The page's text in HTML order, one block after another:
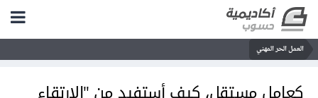
العمل الحر المهني